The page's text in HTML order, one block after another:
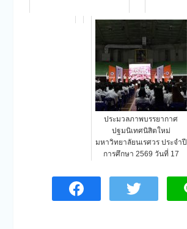
ประมวลภาพบรรยากาศ
ปฐมนิเทศนิสิตใหม่
มหาวิทยาลัยนเรศวร ประจำปี
การศึกษา 2569 วันที่ 17